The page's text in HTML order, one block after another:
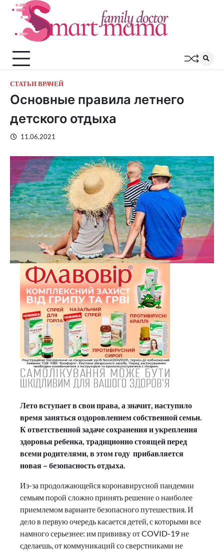
Перейти
содержимому
СТАТЬИ ВРАЧЕЙ
Основные правила летнего
детского отдыха
11.06.2021
Лето вступает в свои права, а значит, наступило
время заняться оздоровлением собственной семьи.
К ответственной задаче сохранения и укрепления
здоровья ребенка, традиционно стоящей перед
всеми родителями, в этом году прибавляется
новая – безопасность отдыха.
Из-за продолжающейся коронавирусной пандемии
семьям порой сложно принять решение о наиболее
приемлемом варианте безопасного путешествия. И
дело в первую очередь касается детей, с которыми все
намного серьезнее: им прививку от COVID-19 не
сделаешь, от коммуникаций со сверстниками не